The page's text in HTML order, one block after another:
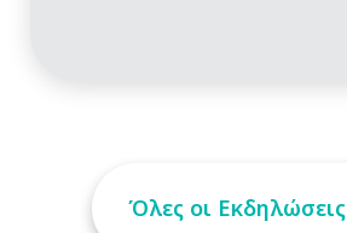
Όλες οι Εκδηλώσεις